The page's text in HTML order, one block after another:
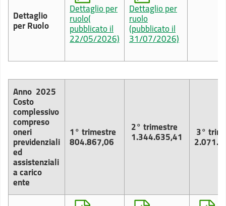
Dettaglio
per Ruolo
Dettaglio per
ruolo(
pubblicato il
22/05/2026)
Dettaglio per
ruolo
(pubblicato il
31/07/2026)
Anno 2025
Costo
complessivo
compreso
oneri
previdenziali
ed
assistenziali
a carico
ente
1° trimestre
804.867,06
2° trimestre
1.344.635,41 3°